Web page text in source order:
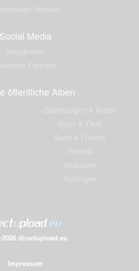
Social Media
öffentliche Alben
2026 directupload.eu
Impressum